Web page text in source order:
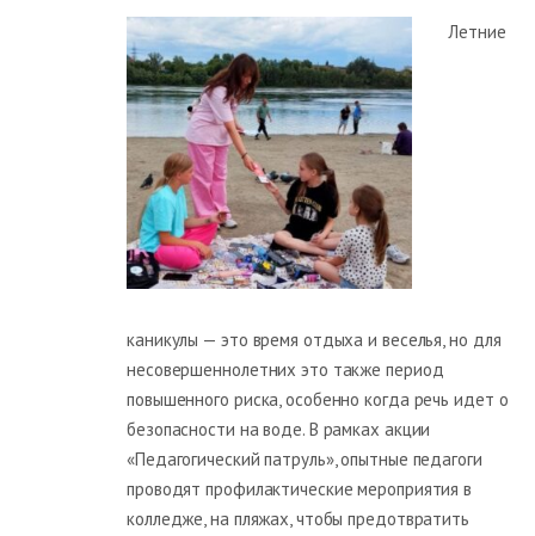
Летние
каникулы — это время отдыха и веселья, но для
несовершеннолетних это также период
повышенного риска, особенно когда речь идет о
безопасности на воде. В рамках акции
«Педагогический патруль», опытные педагоги
проводят профилактические мероприятия в
колледже, на пляжах, чтобы предотвратить